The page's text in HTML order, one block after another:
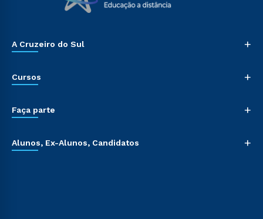
A Cruzeiro do Sul +
Cursos +
Faça parte +
Alunos, Ex-Alunos, Candidatos +